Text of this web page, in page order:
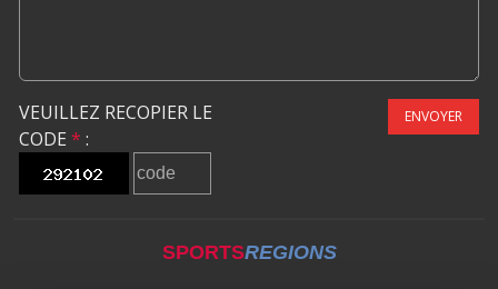
VEUILLEZ RECOPIER LE
CODE * :
ENVOYER
SPORTSREGIONS